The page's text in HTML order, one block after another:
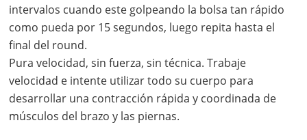
intervalos cuando este golpeando la bolsa tan rápido
como pueda por 15 segundos, luego repita hasta el
final del round.
Pura velocidad, sin fuerza, sin técnica. Trabaje
velocidad e intente utilizar todo su cuerpo para
desarrollar una contracción rápida y coordinada de
músculos del brazo y las piernas.